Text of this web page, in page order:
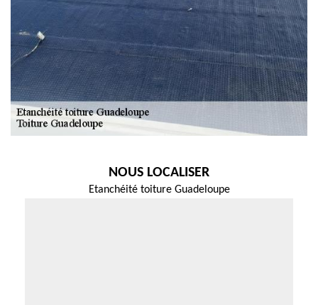
NOUS LOCALISER
Etanchéité toiture Guadeloupe